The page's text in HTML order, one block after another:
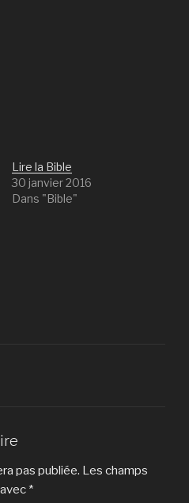
Lire la Bible
30 janvier 2016
Dans "Bible"
pas publiée. Les champs
*